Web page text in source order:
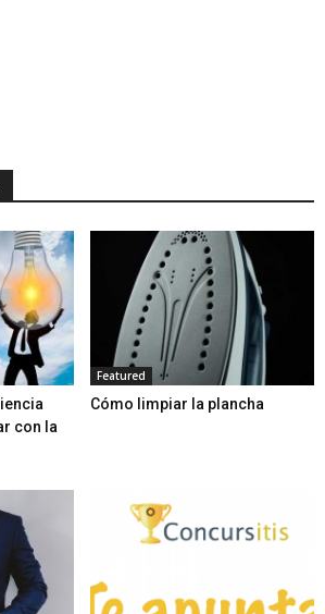
con la
Featured
Cómo limpiar la plancha